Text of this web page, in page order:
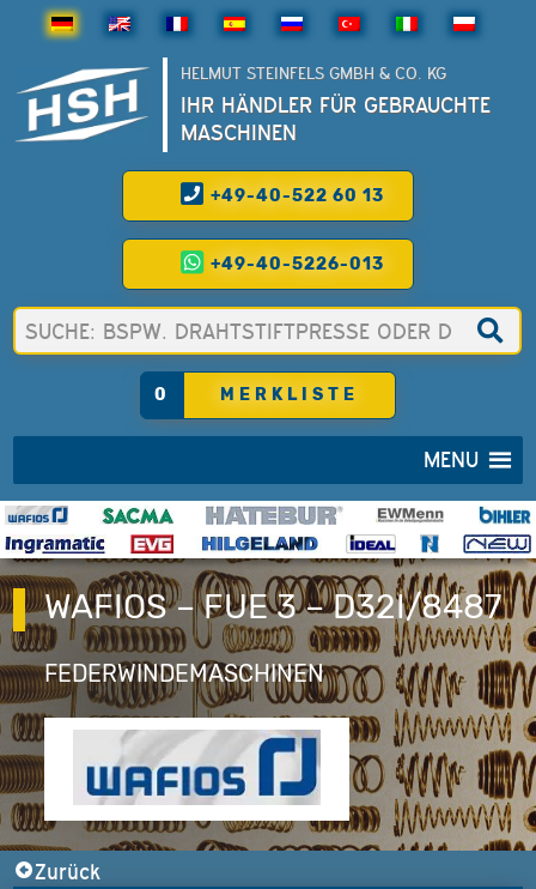
HELMUT STEINFELS GMBH & CO. KG
IHR HÄNDLER FÜR GEBRAUCHTE
MASCHINEN
+49-40-522 60 13
+49-40-5226-013
0 MERKLISTE
MENU
WAFIOS – FUE 3 – D32I/8487
FEDERWINDEMASCHINEN
Zurück